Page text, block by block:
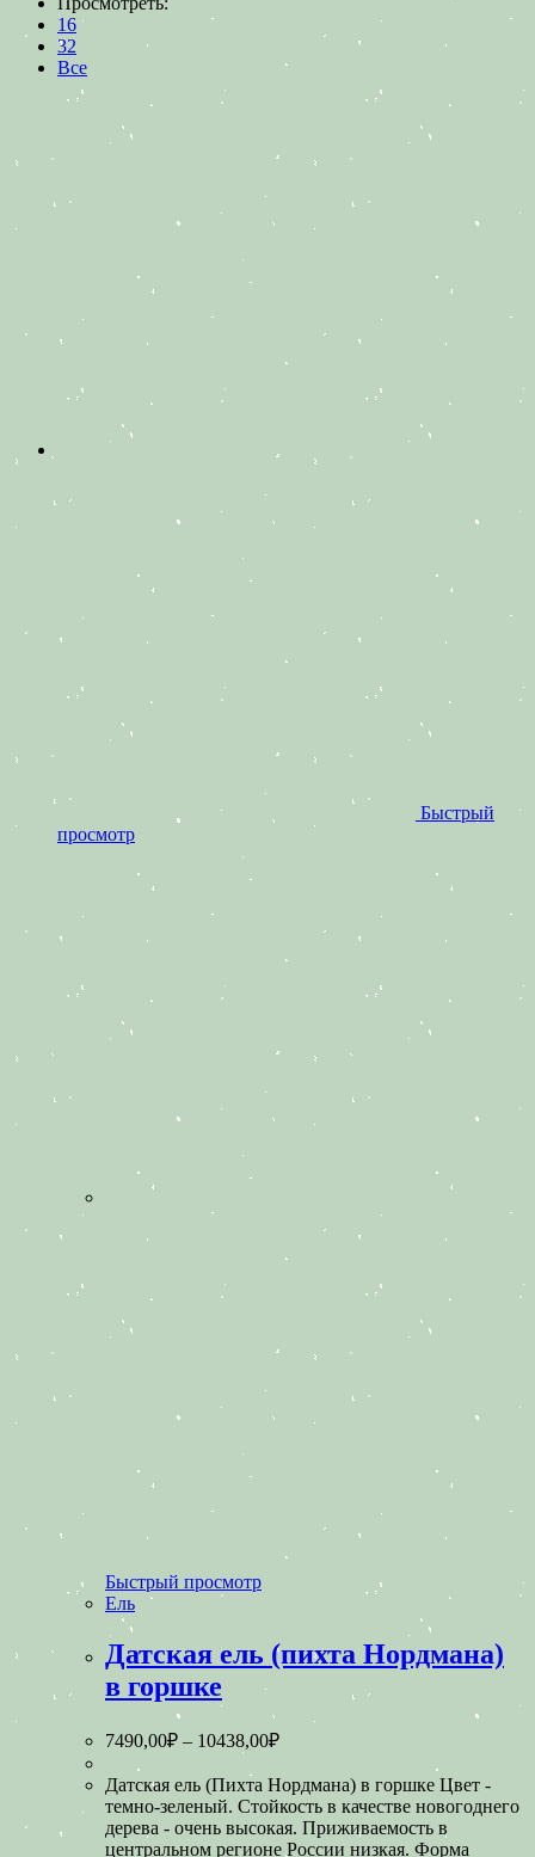
16
32
Все
Быстрый
просмотр
Быстрый просмотр
Ель
Датская ель (пихта Нордмана)
в горшке
7490,00₽ – 10438,00₽
Датская ель (Пихта Нордмана) в горшке Цвет -
темно-зеленый. Стойкость в качестве новогоднего
дерева - очень высокая. Приживаемость в
центральном регионе России низкая. Форма